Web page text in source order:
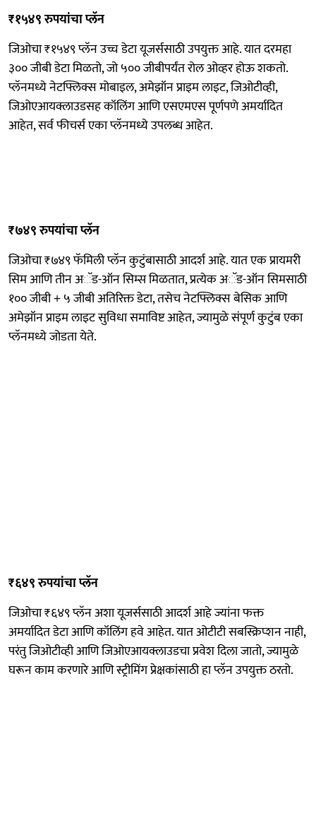
₹१५४९ रुपयांचा प्लॅन
जिओचा ₹१५४९ प्लॅन उच्च डेटा यूजर्ससाठी उपयुक्त आहे. यात दरमहा
३०० जीबी डेटा मिळतो, जो ५०० जीबीपर्यंत रोल ओव्हर होऊ शकतो.
प्लॅनमध्ये नेटफ्लिक्स मोबाइल, अमेझॉन प्राइम लाइट, जिओटीव्ही,
जिओएआयक्लाउडसह कॉलिंग आणि एसएमएस पूर्णपणे अमर्यादित
आहेत, सर्व फीचर्स एका प्लॅनमध्ये उपलब्ध आहेत.
₹७४९ रुपयांचा प्लॅन
जिओचा ₹७४९ फॅमिली प्लॅन कुटुंबासाठी आदर्श आहे. यात एक प्रायमरी
सिम आणि तीन अॅड-ऑन सिम्स मिळतात, प्रत्येक अॅड-ऑन सिमसाठी
१०० जीबी + ५ जीबी अतिरिक्त डेटा, तसेच नेटफ्लिक्स बेसिक आणि
अमेझॉन प्राइम लाइट सुविधा समाविष्ट आहेत, ज्यामुळे संपूर्ण कुटुंब एका
प्लॅनमध्ये जोडता येते.
₹६४९ रुपयांचा प्लॅन
जिओचा ₹६४९ प्लॅन अशा यूजर्ससाठी आदर्श आहे ज्यांना फक्त
अमर्यादित डेटा आणि कॉलिंग हवे आहेत. यात ओटीटी सबस्क्रिप्शन नाही,
परंतु जिओटीव्ही आणि जिओएआयक्लाउडचा प्रवेश दिला जातो, ज्यामुळे
घरून काम करणारे आणि स्ट्रीमिंग प्रेक्षकांसाठी हा प्लॅन उपयुक्त ठरतो.